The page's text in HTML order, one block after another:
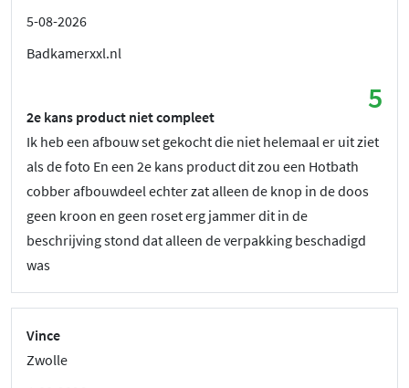
5-08-2026
Badkamerxxl.nl
5
2e kans product niet compleet
Ik heb een afbouw set gekocht die niet helemaal er uit ziet
als de foto En een 2e kans product dit zou een Hotbath
cobber afbouwdeel echter zat alleen de knop in de doos
geen kroon en geen roset erg jammer dit in de
beschrijving stond dat alleen de verpakking beschadigd
was
Vince
Zwolle